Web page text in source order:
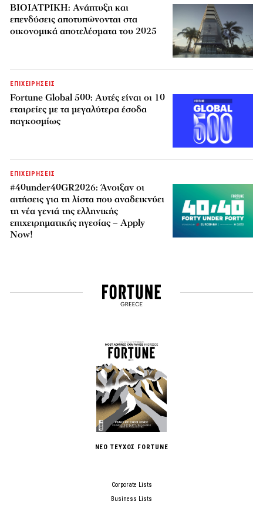
ΒΙΟΙΑΤΡΙΚΗ: Ανάπτυξη και
επενδύσεις αποτυπώνονται στα
οικονομικά αποτελέσματα του 2025
ΕΠΙΧΕΙΡΗΣΕΙΣ
Fortune Global 500: Αυτές είναι οι 10
εταιρείες με τα μεγαλύτερα έσοδα
παγκοσμίως
ΕΠΙΧΕΙΡΗΣΕΙΣ
#40under40GR2026: Άνοιξαν οι
αιτήσεις για τη λίστα που αναδεικνύει
τη νέα γενιά της ελληνικής
επιχειρηματικής ηγεσίας – Apply
Now!
ΝΕΟ ΤΕΥΧΟΣ FORTUNE
Corporate Lists
Business Lists